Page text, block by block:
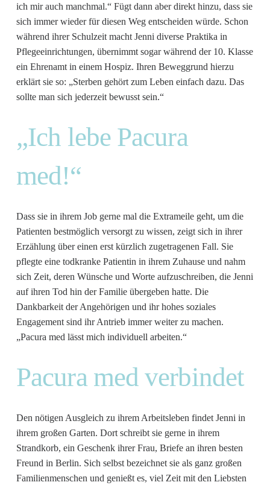
ich mir auch manchmal.“ Fügt dann aber direkt hinzu, dass sie
sich immer wieder für diesen Weg entscheiden würde. Schon
während ihrer Schulzeit macht Jenni diverse Praktika in
Pflegeeinrichtungen, übernimmt sogar während der 10. Klasse
ein Ehrenamt in einem Hospiz. Ihren Beweggrund hierzu
erklärt sie so: „Sterben gehört zum Leben einfach dazu. Das
sollte man sich jederzeit bewusst sein.“
„Ich lebe Pacura
med!“
Dass sie in ihrem Job gerne mal die Extrameile geht, um die
Patienten bestmöglich versorgt zu wissen, zeigt sich in ihrer
Erzählung über einen erst kürzlich zugetragenen Fall. Sie
pflegte eine todkranke Patientin in ihrem Zuhause und nahm
sich Zeit, deren Wünsche und Worte aufzuschreiben, die Jenni
auf ihren Tod hin der Familie übergeben hatte. Die
Dankbarkeit der Angehörigen und ihr hohes soziales
Engagement sind ihr Antrieb immer weiter zu machen.
„Pacura med lässt mich individuell arbeiten.“
Pacura med verbindet
Den nötigen Ausgleich zu ihrem Arbeitsleben findet Jenni in
ihrem großen Garten. Dort schreibt sie gerne in ihrem
Strandkorb, ein Geschenk ihrer Frau, Briefe an ihren besten
Freund in Berlin. Sich selbst bezeichnet sie als ganz großen
Familienmenschen und genießt es, viel Zeit mit den Liebsten